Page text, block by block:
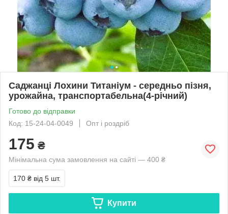
Саджанці Лохини Титаніум - середньо пізня,
урожайна, транспортабельна(4-річний)
Готово до відправки
Код: 15-24-04-0049
Опт і роздріб
175 ₴
Мінімальна сума замовлення на сайті — 400 ₴
170 ₴ від 5 шт.
Купити